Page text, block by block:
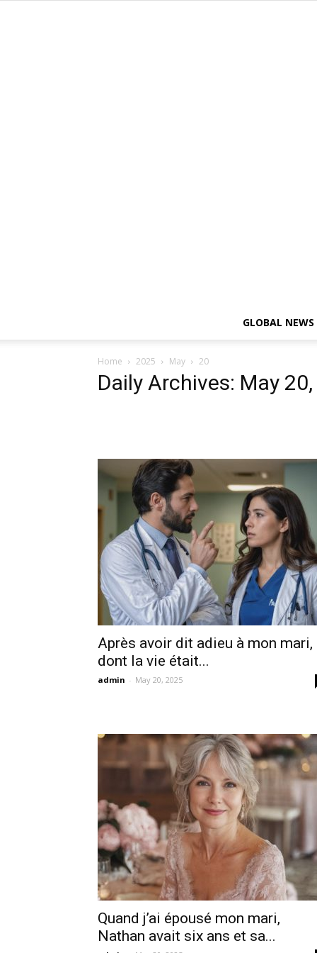
GLOBAL NEWS
Home 2025 May 20
Daily Archives: May
Après avoir dit adieu à mon mari,
dont la vie était...
admin - May 20, 2025
Quand j’ai épousé mon mari,
Nathan avait six ans et sa...